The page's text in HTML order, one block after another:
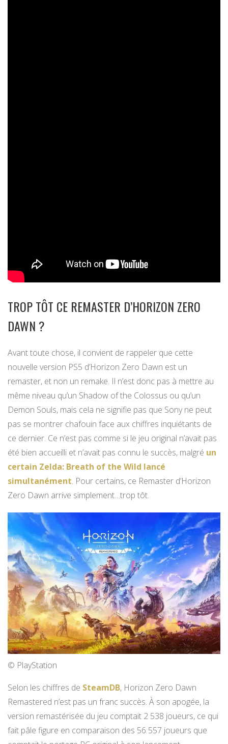
TROP TÔT CE REMASTER D’HORIZON ZERO
DAWN ?
Avant toute chose, il convient de rappeler que cette
nouvelle version PS5 d’Horizon Zero Dawn est un
remaster, et non un remake. Il n’est donc pas à mettre au
même niveau qu’un Shadow of the Colossus ou qu’un
Demon Souls, mais cela ne signifie pas que Sony ne peut
pas se montrer chafouin face aux chiffres inquiétants de
ce dernier. Ce n’est pas comme si le jeu original n’avait pas
été bien accueilli et n’avait pas connu le succès, malgré un
certain Zelda: Breath of the Wild lancé
simultanément. Pour certains, ce Remaster d’Horizon
Zero Dawn arrive simplement…trop tôt.
© PlayStation
Selon les chiffres de SteamDB, Horizon Zero Dawn
Remastered n’est pas un franc succès. À son apogée, la
version remastérisée du jeu comptait 2 538 joueurs, ce qui
fait pâle figure en comparaison des 56 557 joueurs que